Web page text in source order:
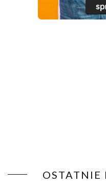
OSTATNIE